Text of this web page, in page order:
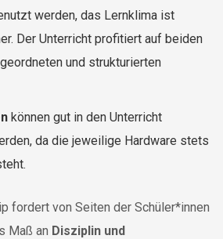
werden, das Lernklima ist
Der Unterricht profitiert auf beiden
und strukturierten
können gut in den Unterricht
da die jeweilige Hardware stets
fordert von Seiten der Schüler*innen
Maß an Disziplin und